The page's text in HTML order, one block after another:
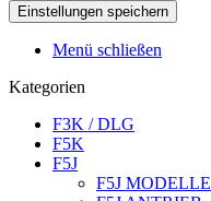
Menü schließen
Kategorien
F3K / DLG
F5K
F5J
F5J MODELLE